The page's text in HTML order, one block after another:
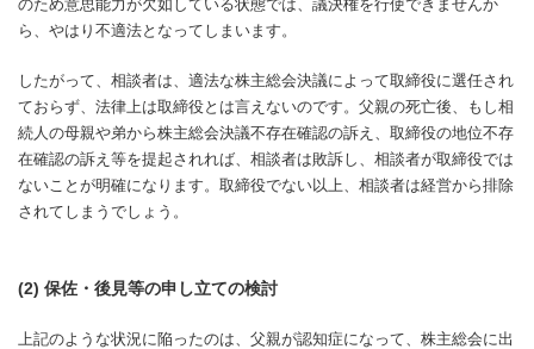
のため意思能力が欠如している状態では、議決権を行使できませんか
ら、やはり不適法となってしまいます。
したがって、相談者は、適法な株主総会決議によって取締役に選任され
ておらず、法律上は取締役とは言えないのです。父親の死亡後、もし相
続人の母親や弟から株主総会決議不存在確認の訴え、取締役の地位不存
在確認の訴え等を提起されれば、相談者は敗訴し、相談者が取締役では
ないことが明確になります。取締役でない以上、相談者は経営から排除
されてしまうでしょう。
(2) 保佐・後見等の申し立ての検討
上記のような状況に陥ったのは、父親が認知症になって、株主総会に出